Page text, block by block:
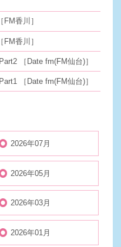
［FM香川］
［FM香川］
［Date fm(FM仙台)］
［Date fm(FM仙台)］
2026年07月
2026年05月
2026年03月
2026年01月